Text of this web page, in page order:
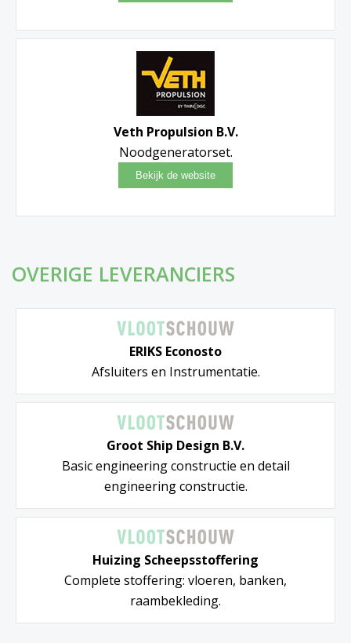
Veth Propulsion B.V.
Noodgeneratorset.
OVERIGE LEVERANCIERS
ERIKS Econosto
Afsluiters en Instrumentatie.
Groot Ship Design B.V.
Basic engineering constructie en detail
engineering constructie.
Huizing Scheepsstoffering
Complete stoffering: vloeren, banken,
raambekleding.